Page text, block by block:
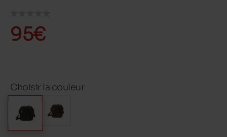
95€
Choisir la couleur